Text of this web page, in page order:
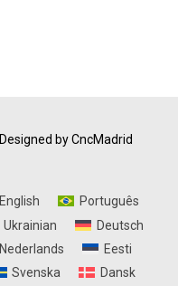
Designed by CncMadrid
English
Português
Ukrainian
Deutsch
Nederlands
Eesti
Svenska Dansk